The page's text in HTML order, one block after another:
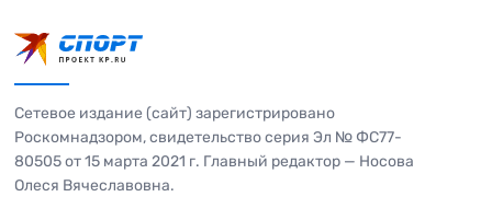
Сетевое издание (сайт) зарегистрировано
Роскомнадзором, свидетельство серия Эл № ФС77-
80505 от 15 марта 2021 г. Главный редактор — Носова
Олеся Вячеславовна.